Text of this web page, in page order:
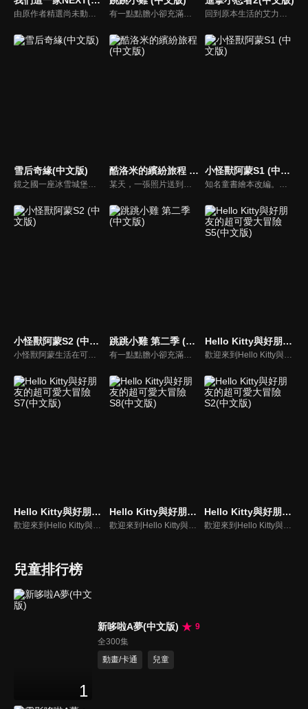
有一點點膽小卻充滿好奇心的「帶骨雞」，和總是用小跳步靠過來的舞蹈老師「小跳步青蛙老師」，以及其他具有獨特個性的夥伴們跳舞大活耀！在家裡和各種地方以「身體動了，心也舞動了起來♪」為主題的角色人物。這是關於不可思議的夥伴們與愉快舞蹈的故事。
雪后奇緣(中文版)
鏡之國一座冰雪城堡，冰雪女王警告女兒艾拉神祕封印下住著邪惡的冰雪妖魔。山精旅行家來到冰雪城堡探險，卻意外打開封印，釋放出邪惡冰雪妖魔不僅擾亂鏡之國和人類世界。艾拉和山精一起尋找冒險家凱和格爾達，只有他們能幫助對付冰雪妖魔。究竟他們能否擊敗這些冰雪妖魔，解除鏡之國和人類世界的危機？
酷洛米的繽紛旅程 (中文版)
某天，一張照片送到了酷洛米的手機中。照片中的人是酷洛米失蹤的姊姊——洛米娜。「我想去找姊姊！」酷洛米究竟能不能順利見到洛米娜呢？
小怪獸阿蒙S1 (中文版)
知名童書繪本改編。故事講述的是小怪獸阿蒙醜醜的外表下，有著一顆敏感細膩的心。他希望有人能愛他，包容他，陪伴他，愛他本來的樣子。這個系列圍繞“愛”的主題，恰恰是父母對孩子所有愛的表現。
小怪獸阿蒙S2 (中文版)
小怪獸阿蒙生活在可愛的絨毛鎮上，他每天都會面對一些有趣的挑戰。幸運地是他是你見過最有愛心的小怪獸，並且在他的朋友們的幫助下，他會從中找到正確的事去做(即使他還不知道那是什麼)，學會跟隨他自己的內心。
跳跳小雞 第二季 (中文版)
有一點點膽小卻充滿好奇心的"帶骨雞"，和總是用小跳步靠過來的舞蹈老師"小跳步青蛙老師"，以及其他具有獨特個性的夥伴們跳舞大活耀！在家裡和各種地方以「身體動了，心也舞動了起來♪」為主題。
Hello Kitty與好朋友的超可愛大冒險S5(中文版)
歡迎來到Hello Kitty與好朋友的超可愛大冒險!與Hello Kitty, 大眼蛙, 酷企鵝, 美樂蒂, 布丁狗還有酷洛米, 準備和朋友們一起經歷有趣的冒險吧!
Hello Kitty與好朋友的超可愛大冒險S7(中文版)
歡迎來到Hello Kitty與好朋友的超可愛大冒險! 與Hello Kitty, 大眼蛙, 酷企鵝, 美樂蒂, 布丁狗還有酷洛米, 準備和朋友們一起經歷有趣的冒險吧!
Hello Kitty與好朋友的超可愛大冒險S8(中文版)
歡迎來到Hello Kitty與好朋友的超可愛大冒險! 與Hello Kitty, 大眼蛙, 酷企鵝, 美樂蒂, 布丁狗還有酷洛米, 準備和朋友們一起經歷有趣的冒險吧!
Hello Kitty與好朋友的超可愛大冒險S2(中文版)
歡迎來到Hello Kitty與好朋友的超可愛大冒險!與Hello Kitty, 大眼蛙, 酷企鵝, 美樂蒂, 布丁狗還有酷洛米, 準備和朋友們一起經歷有趣的冒險吧!
兒童排行榜
1
新哆啦A夢(中文版)
9
全300集
動畫/卡通
兒童